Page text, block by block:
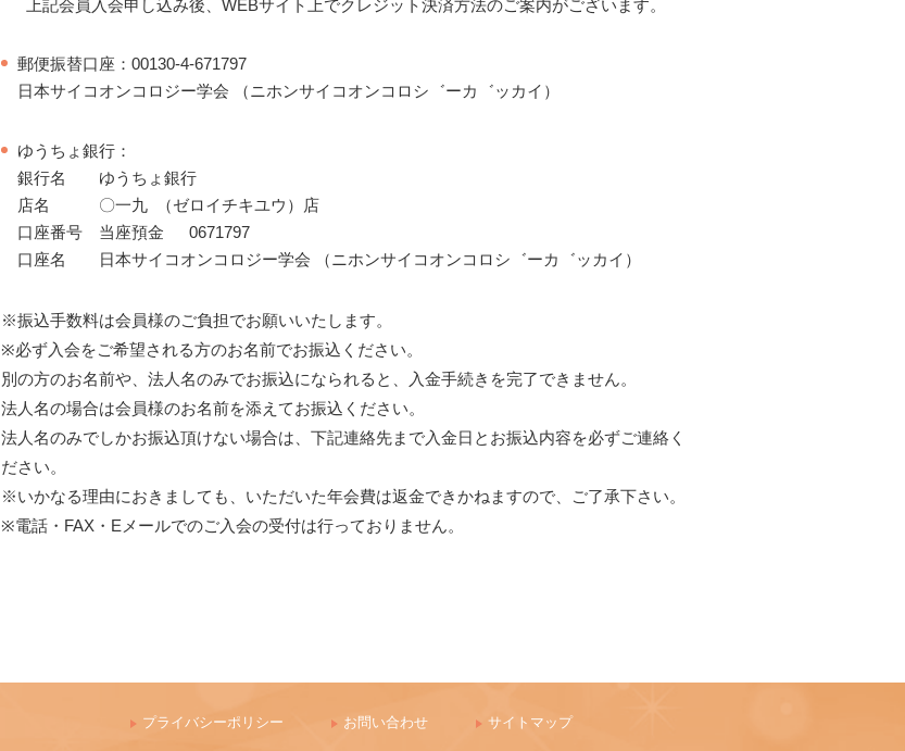
上記会員入会申し込み後、WEBサイト上でクレジット決済方法のご案内がございます。
郵便振替口座：00130-4-671797
日本サイコオンコロジー学会 （ニホンサイコオンコロシ゛ーカ゛ッカイ）
ゆうちょ銀行：
銀行名 ゆうちょ銀行
店名 〇一九 （ゼロイチキユウ）店
口座番号 当座預金 0671797
口座名 日本サイコオンコロジー学会 （ニホンサイコオンコロシ゛ーカ゛ッカイ）
※振込手数料は会員様のご負担でお願いいたします。
※必ず入会をご希望される方のお名前でお振込ください。
別の方のお名前や、法人名のみでお振込になられると、入金手続きを完了できません。
法人名の場合は会員様のお名前を添えてお振込ください。
法人名のみでしかお振込頂けない場合は、下記連絡先まで入金日とお振込内容を必ずご連絡く
ださい。
※いかなる理由におきましても、いただいた年会費は返金できかねますので、ご了承下さい。
※電話・FAX・Eメールでのご入会の受付は行っておりません。
プライバシーポリシー お問い合わせ サイトマップ